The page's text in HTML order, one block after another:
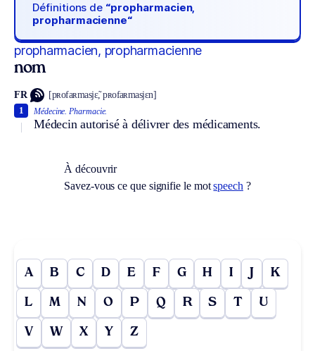
Définitions de “propharmacien,
propharmacienne“
propharmacien, propharmacienne
nom
FR [pʀofaʀmasjɛ̃, pʀofaʀmasjɛn]
Médecine. Pharmacie.
Médecin autorisé à délivrer des médicaments.
1
À découvrir
Savez-vous ce que signifie le motspeech ?
A B C D E F G H I J K
L M N O P Q R S T U
V W X Y Z